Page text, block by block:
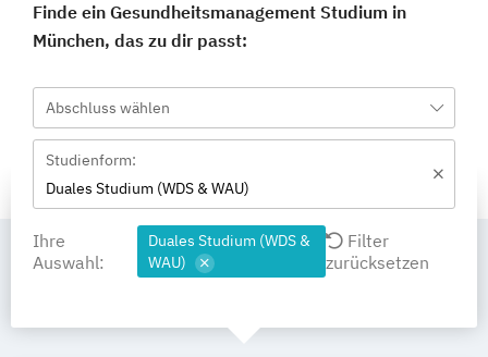
Finde ein Gesundheitsmanagement Studium in
München, das zu dir passt:
Abschluss wählen
Studienform:
Duales Studium (WDS & WAU)
Ihre
Auswahl:
Duales Studium (WDS &
WAU)
Filter
zurücksetzen